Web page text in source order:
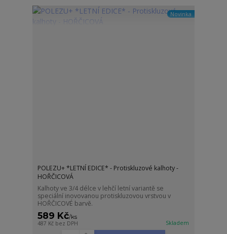
Novinka
POLEZU+ *LETNÍ EDICE* - Protiskluzové kalhoty -
HOŘČICOVÁ
Kalhoty ve 3/4 délce v lehčí letní variantě se
speciální inovovanou protiskluzovou vrstvou v
HOŘČICOVÉ barvě.
589 Kč/ks
487 Kč bez DPH Skladem